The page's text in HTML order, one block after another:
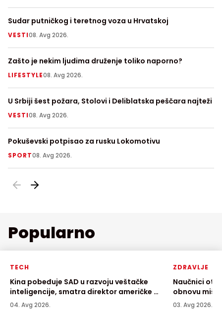
Sudar putničkog i teretnog voza u Hrvatskoj
VESTI08. Avg 2026.
Zašto je nekim ljudima druženje toliko naporno?
LIFESTYLE08. Avg 2026.
U Srbiji šest požara, Stolovi i Deliblatska peščara najteži
VESTI08. Avg 2026.
Pokuševski potpisao za rusku Lokomotivu
SPORT08. Avg 2026.
Popularno
TECH
Kina pobeđuje SAD u razvoju veštačke
inteligencije, smatra direktor američke AI
kompanije
04. Avg 2026.
ZDRAVLJE
Naučnici
obnovu
03. Avg 2026.